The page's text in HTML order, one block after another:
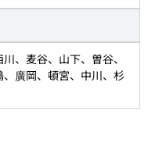
、麦谷、山下、曽谷、
廣岡、頓宮、中川、杉